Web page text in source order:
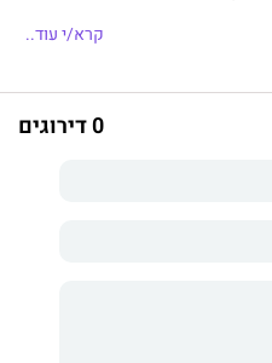
הזה מול הים, למה באת לפה?"
של המחברת, נכתבו במשך
נכדים. שנים רבות עסקה
סיפורים למבוגרים ולילדים.
קרא/י עוד..
0 דירוגים